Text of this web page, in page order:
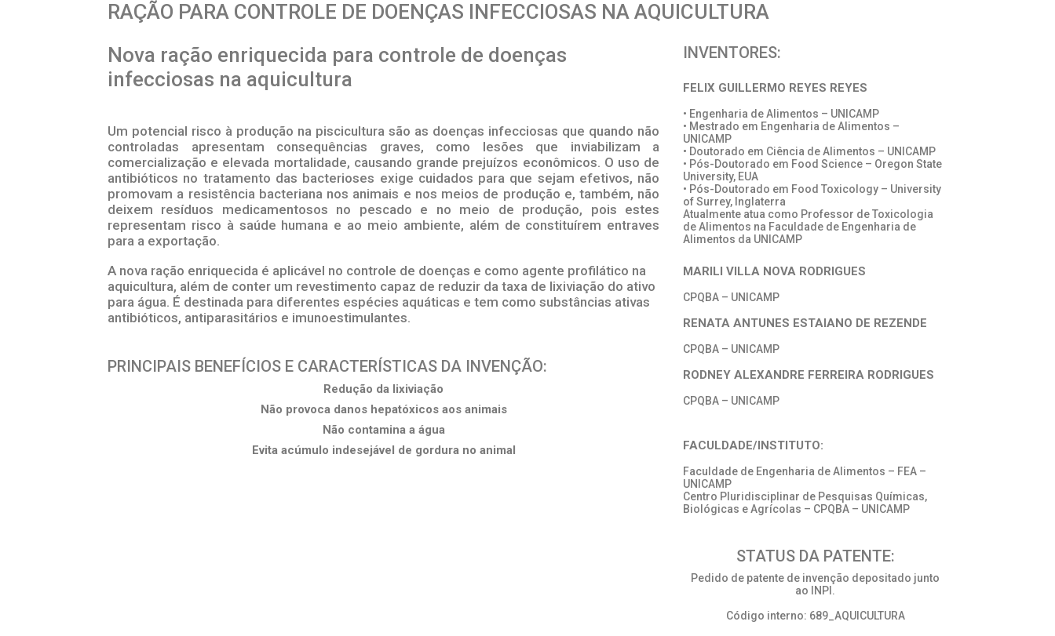
RAÇÃO PARA CONTROLE DE DOENÇAS INFECCIOSAS NA AQUICULTURA
Nova ração enriquecida para controle de doenças
infecciosas na aquicultura
Um potencial risco à produção na piscicultura são as doenças infecciosas que quando não
controladas apresentam consequências graves, como lesões que inviabilizam a
comercialização e elevada mortalidade, causando grande prejuízos econômicos. O uso de
antibióticos no tratamento das bacterioses exige cuidados para que sejam efetivos, não
promovam a resistência bacteriana nos animais e nos meios de produção e, também, não
deixem resíduos medicamentosos no pescado e no meio de produção, pois estes
representam risco à saúde humana e ao meio ambiente, além de constituírem entraves
para a exportação.
A nova ração enriquecida é aplicável no controle de doenças e como agente profilático na
aquicultura, além de conter um revestimento capaz de reduzir da taxa de lixiviação do ativo
para água. É destinada para diferentes espécies aquáticas e tem como substâncias ativas
antibióticos, antiparasitários e imunoestimulantes.
PRINCIPAIS BENEFÍCIOS E CARACTERÍSTICAS DA INVENÇÃO:
Redução da lixiviação
Não provoca danos hepatóxicos aos animais
Não contamina a água
Evita acúmulo indesejável de gordura no animal
INVENTORES:
FELIX GUILLERMO REYES REYES
• Engenharia de Alimentos – UNICAMP
• Mestrado em Engenharia de Alimentos –
UNICAMP
• Doutorado em Ciência de Alimentos – UNICAMP
• Pós-Doutorado em Food Science – Oregon State
University, EUA
• Pós-Doutorado em Food Toxicology – University
of Surrey, Inglaterra
Atualmente atua como Professor de Toxicologia
de Alimentos na Faculdade de Engenharia de
Alimentos da UNICAMP
MARILI VILLA NOVA RODRIGUES
CPQBA – UNICAMP
RENATA ANTUNES ESTAIANO DE REZENDE
CPQBA – UNICAMP
RODNEY ALEXANDRE FERREIRA RODRIGUES
CPQBA – UNICAMP
FACULDADE/INSTITUTO:
Faculdade de Engenharia de Alimentos – FEA –
UNICAMP
Centro Pluridisciplinar de Pesquisas Químicas,
Biológicas e Agrícolas – CPQBA – UNICAMP
STATUS DA PATENTE:
Pedido de patente de invenção depositado junto
ao INPI.
Código interno: 689_AQUICULTURA